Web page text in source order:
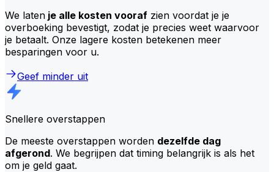
We laten je alle kosten vooraf zien voordat je je
overboeking bevestigt, zodat je precies weet waarvoor
je betaalt. Onze lagere kosten betekenen meer
besparingen voor u.
Geef minder uit
Snellere overstappen
De meeste overstappen worden dezelfde dag
afgerond. We begrijpen dat timing belangrijk is als het
om je geld gaat.